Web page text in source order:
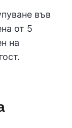
във
от 5
на